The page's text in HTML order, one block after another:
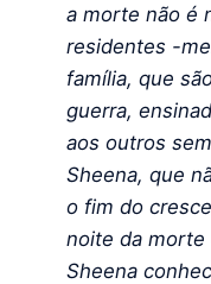
a morte não é
residentes -
família, que
guerra,
aos outros
Sheena, que
o fim do
noite da morte
Sheena